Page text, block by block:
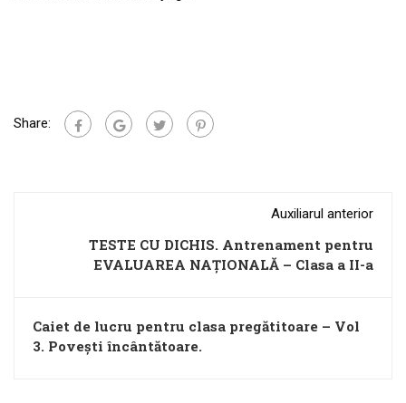
Share:
Auxiliarul anterior
TESTE CU DICHIS. Antrenament pentru
EVALUAREA NAȚIONALĂ – Clasa a II-a
Caiet de lucru pentru clasa pregătitoare – Vol
3. Povești încântătoare.